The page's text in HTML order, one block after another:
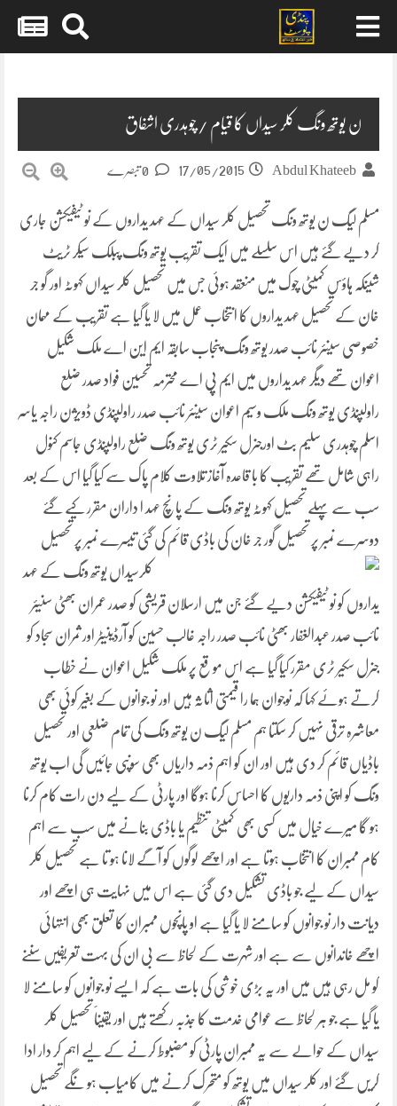
ن یوتھ ونگ کلر سیداں کا قیام /چوہدری اشفاق
Abdul Khateeb
17/05/2015
مسلم لیگ ن یوتھ ونگ تحصیل کلر سیداں کے عہد یداروں کے نو ٹیفیکشن جاری
کر دیے گئے ہیں اس سلسلے میں ایک تقریب یوتھ ونگ پبلک سیکر ٹریٹ
شینکہ ہاؤس کمیٹی چوک میں منعقد ہوئی جس میں تحصیل کلر سیداں کہوٹہ اور گو جر
خان کے تحصیل عہد یداروں کا انتخاب عمل میں لا یا گیا ہے تقریب کے مہمان
خصوصی سینئر نائب صدر یوتھ ونگ پنجاب سابقہ ایم این اے ملک شکیل
اعوان تھے دیگر عہد یداروں میں ایم پی اے محترمہ تحسین فواد صدر ضلع
راولپنڈی یوتھ ونگ ملک وسیم اعوان سینئر نائب صدر راولپنڈی ڈویژن راجہ یاسر
اسلم چوہدری سلیم بٹ اورجنرل سکیر ٹری یوتھ ونگ ضلع راولپنڈی جاسم کنول
راہی شامل تھے تقریب کا با قاعدہ آغاز تلاوت کلام پاک سے کیا گیا اس کے بعد
سب سے پہلے تحصیل کہوٹہ یوتھ ونگ کے پانچ عہد ا داران مقرر کیے گئے
دوسرے نمبر پر تحصیل گور جر خان کی باڈی قائم کی گئیتیسرے نمبر پر تحصیل
کلرسیداں یوتھ ونگ کے عہد
یداروں کو نو ٹیفیکشن دیے گئے جن میں ارسلان قریشی کو صدر عمران بھٹی سنیئر
نائب صدر عبدالغفار بھٹی نائب صدر راجہ غالب حسین کو آرڈینیٹر اور ثمران سجاد کو
جنرل سکیر ٹری مقرر کیا گیا ہے اس مو قع پر ملک شکیل اعوان نے خطاب
کرتے ہوئے کہا کہ نوجوان ہما را قیمتی اثاثہ ہیں اور نو جوانوں کے بغیر کوئی بھی
معاشرہ ترقی نہیں کر سکتا ہم مسلم لیگ ن یوتھ ونگ کی تمام ضلعی اور تحصیل
باڈیاں قائم کر دی ہیں اور ان کو اہم ذمہ داریاں بھی سونپی جائیں گی اب یوتھ
ونگ کو اپنی ذمہ داریوں کا احساس کرنا ہوگا اور پارٹی کے لیے دن رات کام کرنا
ہو گا میرے خیال میں کسی بھی کمیٹی تنظیم یا باڈی بنانے میں سب سے اہم
کام ممبران کا انتخاب ہوتا ہے اور اچھے لوگوں کو آگے لانا ہو تا ہے تحصیل کلر
سیداں کے لیے جو باڈی تشکیل دی گئی ہے اس میں نہایت ہی اچھے اور
دیانت دار نو جوانوں کو سامنے لا یا گیا ہے او پانچوں ممبران کا تعلق بھی انتہائی
اچھے خاندانوں سے ہے اور شہرت کے لحاظ سے بی ان کی بہت تعریفیں سننے
کو مل رہی ہیں میں اور یہ بڑی خوشی کی بات ہے کہ ایسے نو جوانوں کو سامنے لا
یا گیا ہے جو ہر لحاظ سے عوامی خدمت کا جذبہ رکھتے ہیں اور یقیناََ تحصیل کلر
سیداں کے حوالے سے یہ ممبران پارٹی کو مضبوط کرنے کے لیے اہم کر دار ادا
کریں گئے اور کلر سیداں میں یوتھ کو متحرک کرنے میں کامیاب ہو نگے تحصیل